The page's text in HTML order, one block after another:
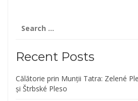
for:
Recent Posts
Călătorie prin Munții Tatra: Zelené
și Štrbské Pleso